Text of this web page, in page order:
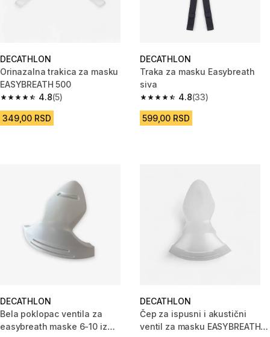
DECATHLON
Orinazalna trakica za masku
EASYBREATH 500
4.8
4.8 od 5 zvezdica from 5 Recenzije
(5)
349,00 RSD
DECATHLON
Traka za masku Easybreath
siva
4.8
4.8 od 5 zvezdica from 33
(33)
599,00 RSD
DECATHLON
Bela poklopac ventila za
easybreath maske 6-10 iz
DECATHLON
Čep za ispusni i akustični
ventil za masku EASYBREATH